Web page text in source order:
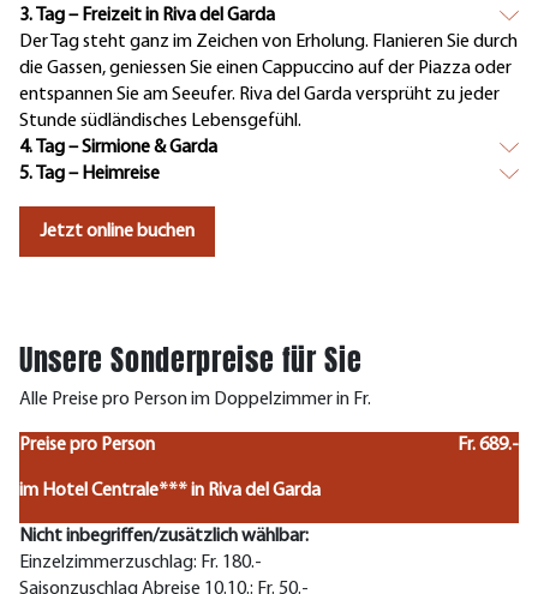
3. Tag – Freizeit in Riva del Garda
Der Tag steht ganz im Zeichen von Erholung. Flanieren Sie durch
die Gassen, geniessen Sie einen Cappuccino auf der Piazza oder
entspannen Sie am Seeufer. Riva del Garda versprüht zu jeder
Stunde südländisches Lebensgefühl.
4. Tag – Sirmione & Garda
5. Tag – Heimreise
Jetzt online buchen
Unsere Sonderpreise für Sie
Alle Preise pro Person im Doppelzimmer in Fr.
Preise pro Person Fr. 689.-
im Hotel Centrale*** in Riva del Garda
Nicht inbegriffen/zusätzlich wählbar:
Einzelzimmerzuschlag: Fr. 180.-
Saisonzuschlag Abreise 10.10.: Fr. 50.-